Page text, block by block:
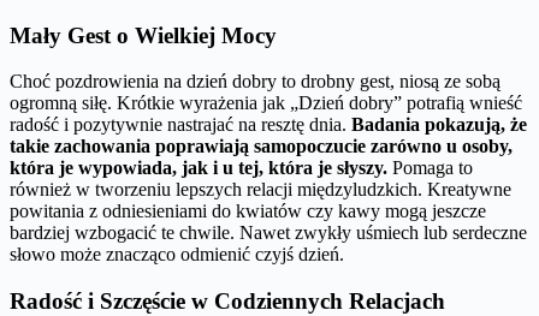
Mały Gest o Wielkiej Mocy
Choć pozdrowienia na dzień dobry to drobny gest, niosą ze sobą
ogromną siłę. Krótkie wyrażenia jak „Dzień dobry” potrafią wnieść
radość i pozytywnie nastrajać na resztę dnia. Badania pokazują, że
takie zachowania poprawiają samopoczucie zarówno u osoby,
która je wypowiada, jak i u tej, która je słyszy. Pomaga to
również w tworzeniu lepszych relacji międzyludzkich. Kreatywne
powitania z odniesieniami do kwiatów czy kawy mogą jeszcze
bardziej wzbogacić te chwile. Nawet zwykły uśmiech lub serdeczne
słowo może znacząco odmienić czyjś dzień.
Radość i Szczęście w Codziennych Relacjach